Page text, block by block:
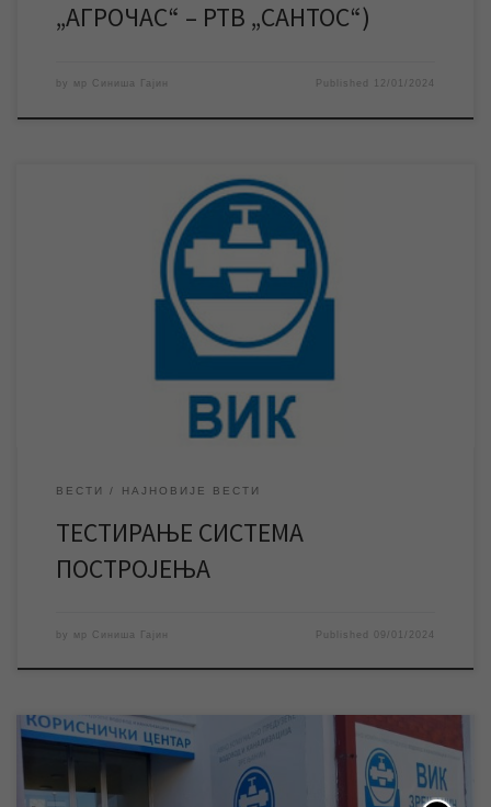
„АГРОЧАС“ – РТВ „САНТОС“)
by мр Синиша Гајин Published 12/01/2024
У оквиру пробног рада постројења за пречишћавање воде
данас 09. јануара вршиће се планско тестирање дела система
постројења. Због наведених активности постоји могућност да
током дана дође до осцилација видљивих елемената воде у
градској водоводној мрежи. Видео прилоге погледајте на
нашем YouTube каналу – Vodovod i kanalizacija Zrenjanin
ВЕСТИ НАЈНОВИЈЕ ВЕСТИ
ТЕСТИРАЊЕ СИСТЕМА
ПОСТРОЈЕЊА
by мр Синиша Гајин Published 09/01/2024
У понедељак 08. јануара неће радити службе и шалтери у